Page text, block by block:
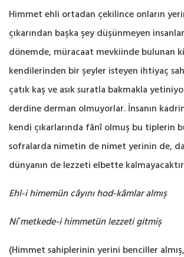
Himmet ehli ortadan çekilince onların
çıkarından başka şey düşünmeyen
dönemde, müracaat mevkiinde bulunan
kendilerinden bir şeyler isteyen ‎ihtiyaç
çatık kaş ve asık suratla bakmakla
derdine derman ‎olmuyorlar. İnsanın
kendi çıkarlarında fânî olmuş bu tiplerin
sofralarda nimetin de nimet yerinin de,
dünyanın de lezzeti elbette
Ehl-i himemün câyını hod-kâmlar almış
Niʻmetkede-i himmetün lezzeti gitmiş
(Himmet sahiplerinin yerini benciller